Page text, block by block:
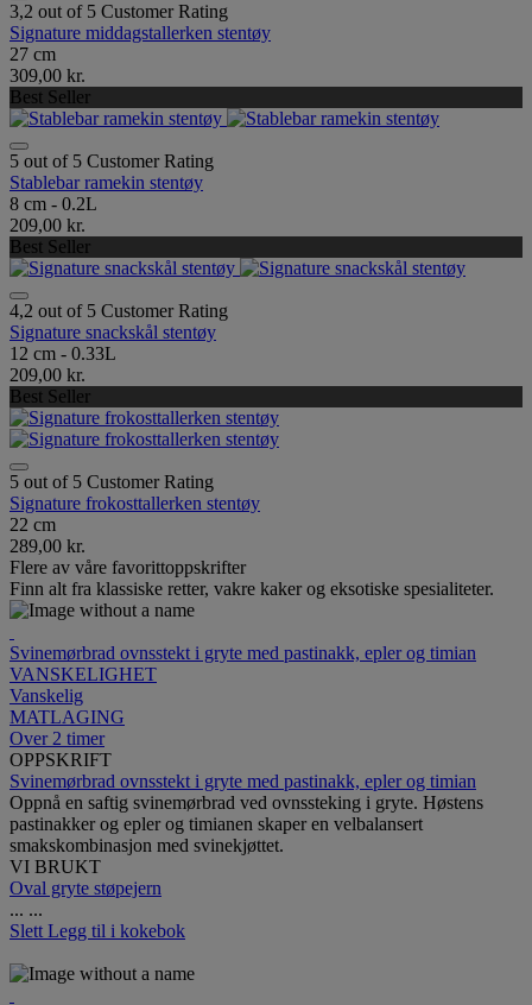
3,2 out of 5 Customer Rating
Signature middagstallerken stentøy
27 cm
309,00 kr.
Best Seller
5 out of 5 Customer Rating
Stablebar ramekin stentøy
8 cm - 0.2L
209,00 kr.
Best Seller
4,2 out of 5 Customer Rating
Signature snackskål stentøy
12 cm - 0.33L
209,00 kr.
Best Seller
5 out of 5 Customer Rating
Signature frokosttallerken stentøy
22 cm
289,00 kr.
Flere av våre favorittoppskrifter
Finn alt fra klassiske retter, vakre kaker og eksotiske spesialiteter.
Svinemørbrad ovnsstekt i gryte med pastinakk, epler og timian
VANSKELIGHET
Vanskelig
MATLAGING
Over 2 timer
OPPSKRIFT
Svinemørbrad ovnsstekt i gryte med pastinakk, epler og timian
Oppnå en saftig svinemørbrad ved ovnssteking i gryte. Høstens
pastinakker og epler og timianen skaper en velbalansert
smakskombinasjon med svinekjøttet.
VI BRUKT
Oval gryte støpejern
... ...
Slett Legg til i kokebok